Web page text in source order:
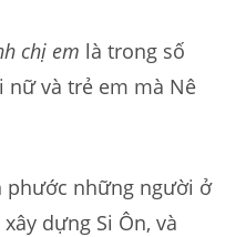
chị em là trong số
và trẻ em mà Nê
phước những người ở
dựng Si Ôn, và